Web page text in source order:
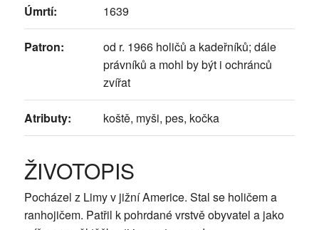
Úmrtí: 1639
Patron:
od r. 1966 holičů a kadeřníků; dále
právníků a mohl by být i ochránců
zvířat
Atributy: koště, myši, pes, kočka
ŽIVOTOPIS
Pocházel z Limy v jižní Americe. Stal se holičem a
ranhojičem. Patřil k pohrdané vrstvě obyvatel a jako